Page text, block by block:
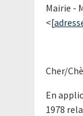
Mairie -
<[
Cher/
En
1978